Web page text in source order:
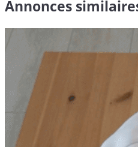
Annonces